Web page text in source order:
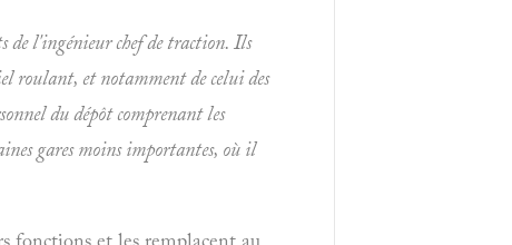
de l'ingénieur chef de traction. Ils
roulant, et notamment de celui des
du dépôt comprenant les
gares moins importantes, où il